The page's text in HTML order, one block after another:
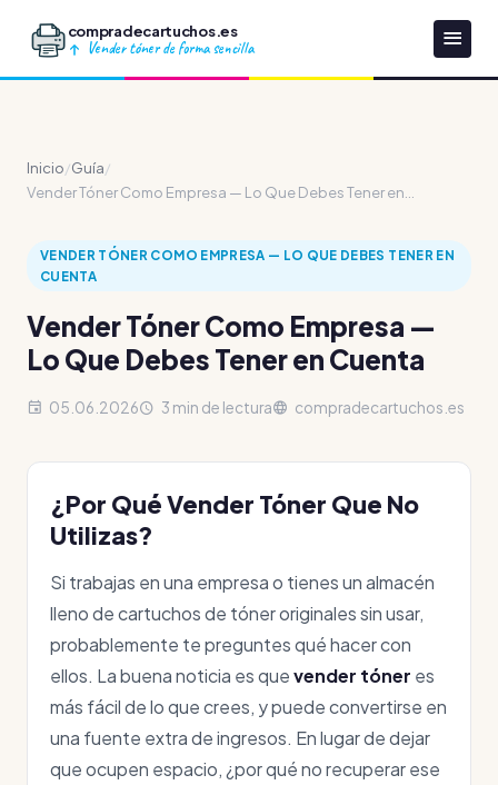
compradecartuchos.es
Vender tóner de forma sencilla
Inicio/Guía/
Vender Tóner Como Empresa — Lo Que Debes Tener en...
VENDER TÓNER COMO EMPRESA — LO QUE DEBES TENER EN
CUENTA
Vender Tóner Como Empresa —
Lo Que Debes Tener en Cuenta
05.06.2026 3 min de lectura compradecartuchos.es
¿Por Qué Vender Tóner Que No
Utilizas?
Si trabajas en una empresa o tienes un almacén
lleno de cartuchos de tóner originales sin usar,
probablemente te preguntes qué hacer con
ellos. La buena noticia es quevender tóner es
más fácil de lo que crees, y puede convertirse en
una fuente extra de ingresos. En lugar de dejar
que ocupen espacio, ¿por qué no recuperar ese